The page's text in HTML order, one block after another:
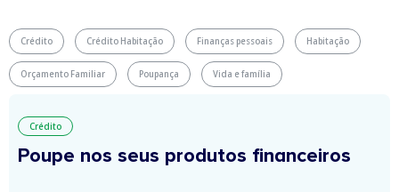
Crédito Crédito Habitação Finanças pessoais Habitação
Orçamento Familiar Poupança Vida e família
Crédito
Poupe nos seus produtos financeiros